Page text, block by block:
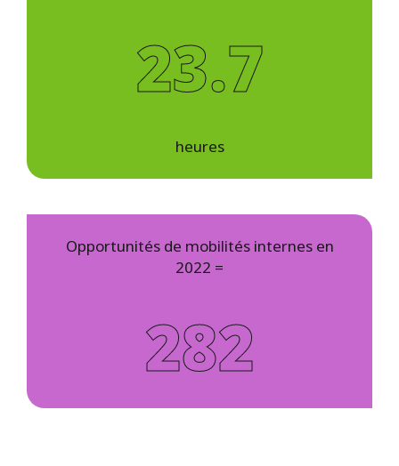
23.7
heures
Opportunités de mobilités internes en
2022 =
282